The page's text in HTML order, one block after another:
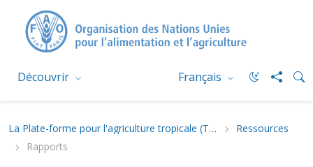
Découvrir Français
La Plate-forme pour l'agriculture tropicale (TAP)
Ressources
Rapports